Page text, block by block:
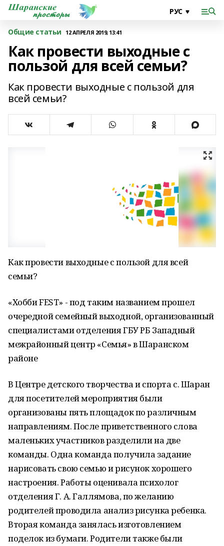
Общие статьи 12 АПРЕЛЯ 2019, 13:41
Как провести выходные с
пользой для всей семьи?
Как провести выходные с пользой для
всей семьи?
Как провести выходные с пользой для всей
семьи?
«Хобби FEST» - под таким названием прошел
очередной семейный выходной, организованный
специалистами отделения ГБУ РБ Западный
межрайонный центр «Семья» в Шаранском
районе
В Центре детского творчества и спорта с. Шаран
для посетителей мероприятия были
организованы пять площадок по различным
направлениям. После приветственного слова
маленьких участников разделили на две
команды. Одна команда получила задание
нарисовать свою семью и рисунок хорошего
настроения. Работы оценивала психолог
отделения Г. А. Галлямова, по желанию
родителей проводила анализ рисунка ребенка.
Вторая команда занялась изготовлением
поделок из бумаги. Родители также были